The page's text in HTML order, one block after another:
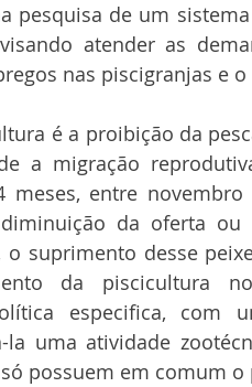
pesquisa de um
atender as
nas piscigranjas e
é a proibição da
a migração
entre
da oferta
o suprimento desse
da piscicultura
especifica, com
uma atividade
possuem em comum